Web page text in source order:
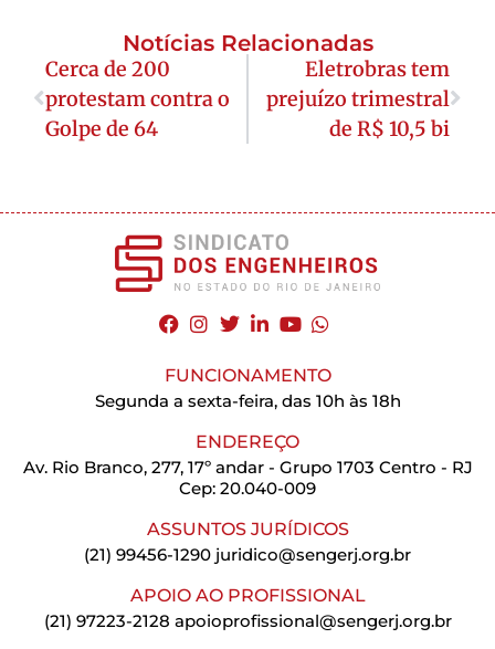
Notícias Relacionadas
Cerca de 200
protestam contra o
Golpe de 64
Eletrobras tem
prejuízo trimestral
de R$ 10,5 bi
FUNCIONAMENTO
Segunda a sexta-feira, das 10h às 18h
ENDEREÇO
Av. Rio Branco, 277, 17º andar - Grupo 1703 Centro - RJ
Cep: 20.040-009
ASSUNTOS JURÍDICOS
(21) 99456-1290 juridico@sengerj.org.br
APOIO AO PROFISSIONAL
(21) 97223-2128 apoioprofissional@sengerj.org.br